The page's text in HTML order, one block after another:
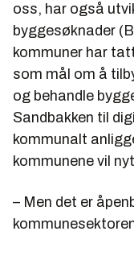
oss, har også
byggesøknader
kommuner har
som mål om å
og behandle
Sandbakken til
kommunalt
kommunene vil
– Men det er